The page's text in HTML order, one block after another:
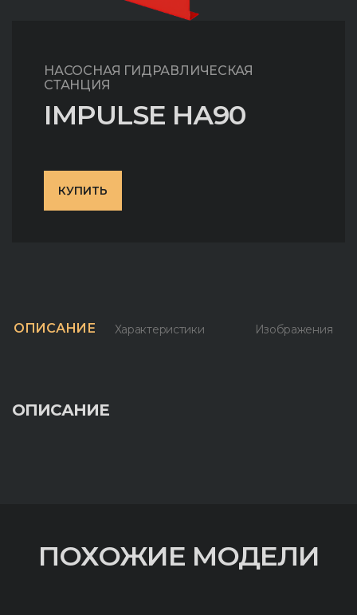
НАСОСНАЯ ГИДРАВЛИЧЕСКАЯ
СТАНЦИЯ
IMPULSE НА90
КУПИТЬ
ОПИСАНИЕ Характеристики Изображения
ОПИСАНИЕ
ПОХОЖИЕ МОДЕЛИ